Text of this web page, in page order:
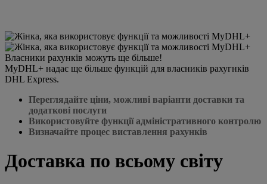
Власники рахунків можуть ще більше!
MyDHL+ надає ще більше функцій для власників рахугнків
DHL Express.
Переглядайте ціни, можливі варіанти доставки та
додаткові послуги
Використовуйте функції адміністративного контролю
Визначайте процес виставлення рахунків
Доставка по всьому світу